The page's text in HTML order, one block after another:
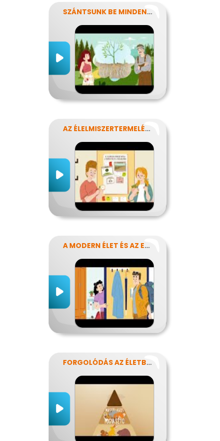
SZÁNTSUNK BE MINDENT? FENNTARTHATÓ GAZDÁLKODÁS.
AZ ÉLELMISZERTERMELÉS HATÁSA
A MODERN ÉLET ÉS AZ ENERGIA
FORGOLÓDÁS AZ ÉLETBEN